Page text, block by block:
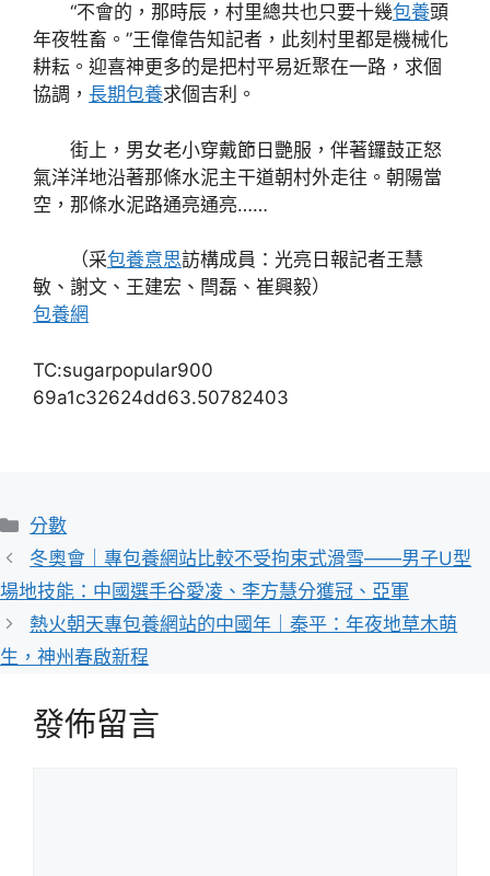
“不會的，那時辰，村里總共也只要十幾包養頭
年夜牲畜。”王偉偉告知記者，此刻村里都是機械化
耕耘。迎喜神更多的是把村平易近聚在一路，求個
協調， 長期包養求個吉利。
街上，男女老小穿戴節日艷服，伴著鑼鼓正怒
氣洋洋地沿著那條水泥主干道朝村外走往。朝陽當
空，那條水泥路通亮通亮……
（采包養意思訪構成員： 光亮日報記者王慧
敏、謝文、王建宏、閆磊、崔興毅）
包養網
TC:sugarpopular900
69a1c32624dd63.50782403
分
類
分數
冬奧會｜專包養網站比較不受拘束式滑雪——男子U型
場地技能：中國選手谷愛凌、李方慧分獲冠、亞軍
熱火朝天專包養網站的中國年｜秦平：年夜地草木萌
生，神州春啟新程
發佈留言